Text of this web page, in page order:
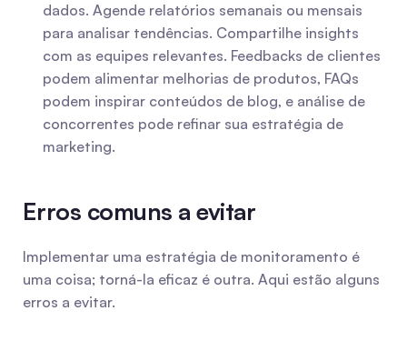
dados. Agende relatórios semanais ou mensais
para analisar tendências. Compartilhe insights
com as equipes relevantes. Feedbacks de clientes
podem alimentar melhorias de produtos, FAQs
podem inspirar conteúdos de blog, e análise de
concorrentes pode refinar sua estratégia de
marketing.
Erros comuns a evitar
Implementar uma estratégia de monitoramento é
uma coisa; torná-la eficaz é outra. Aqui estão alguns
erros a evitar.